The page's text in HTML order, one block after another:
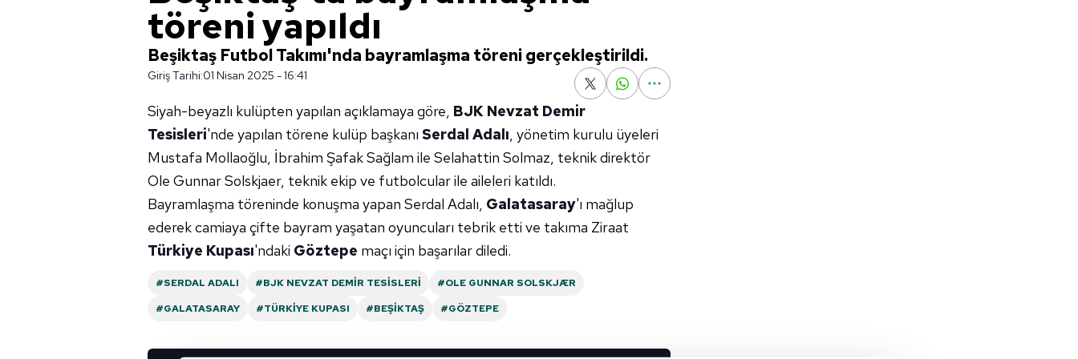
töreni yapıldı
Beşiktaş Futbol Takımı'nda bayramlaşma töreni gerçekleştirildi.
Giriş Tarihi:01 Nisan 2025 - 16:41
Siyah-beyazlı kulüpten yapılan açıklamaya göre, BJK Nevzat Demir
Tesisleri'nde yapılan törene kulüp başkanı Serdal Adalı, yönetim kurulu üyeleri
Mustafa Mollaoğlu, İbrahim Şafak Sağlam ile Selahattin Solmaz, teknik direktör
Ole Gunnar Solskjaer, teknik ekip ve futbolcular ile aileleri katıldı.
Bayramlaşma töreninde konuşma yapan Serdal Adalı, Galatasaray'ı mağlup
ederek camiaya çifte bayram yaşatan oyuncuları tebrik etti ve takıma Ziraat
Türkiye Kupası'ndaki Göztepe maçı için başarılar diledi.
#SERDAL ADALI #BJK NEVZAT DEMIR TESISLERI
#OLE GUNNAR SOLSKJÆR
#GALATASARAY
#TÜRKIYE KUPASI #BEŞIKTAŞ #GÖZTEPE